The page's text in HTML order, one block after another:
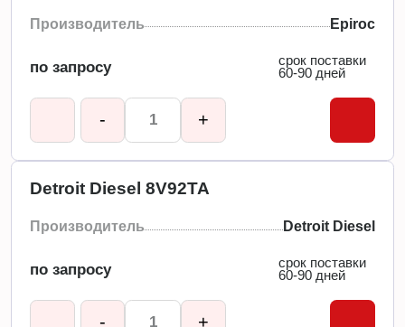
Производитель Epiroc
по запросу
срок поставки
60-90 дней
- +
Detroit Diesel 8V92TA
Производитель Detroit Diesel
по запросу
срок поставки
60-90 дней
- +